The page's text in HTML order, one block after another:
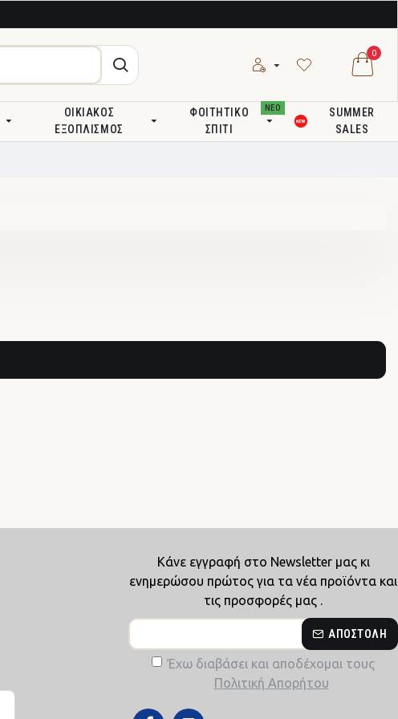
0
ΟΙΚΙΑΚΌΣ
ΕΞΟΠΛΙΣΜΌΣ
ΦΟΙΤΗΤΙΚΌ
ΣΠΊΤΙ
ΝΕΟ
SUMMER
SALES
Κάνε εγγραφή στο Newsletter μας κι
ενημερώσου πρώτος για τα νέα προϊόντα και
τις προσφορές μας .
ΑΠΟΣΤΟΛΉ
Έχω διαβάσει και αποδέχομαι τους
Πολιτική Απορήτου